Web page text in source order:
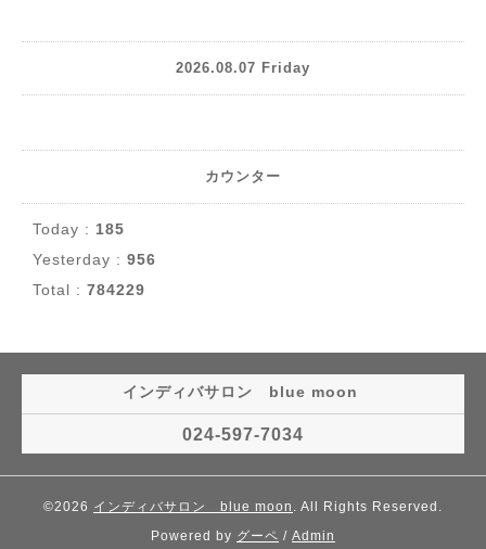
2026.08.07 Friday
カウンター
Today : 185
Yesterday : 956
Total : 784229
インディバサロン blue moon
024-597-7034
©2026 インディバサロン blue moon . All Rights Reserved.
Powered by グーペ / Admin